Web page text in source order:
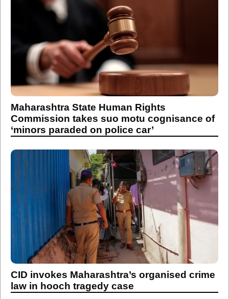
Maharashtra State Human Rights
Commission takes suo motu cognisance of
‘minors paraded on police car’
CID invokes Maharashtra’s organised crime
law in hooch tragedy case